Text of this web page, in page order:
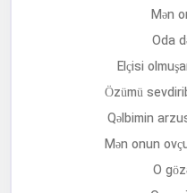
Mən
Oda
Elçisi
Özümü
Qəlbimin
Mən onun
O